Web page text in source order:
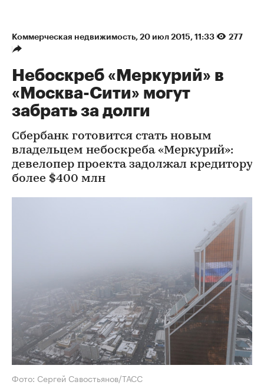
Коммерческая недвижимость⁠, 20 июл 2015, 11:33 277
Небоскреб «Меркурий» в
«Москва-Сити» могут
забрать за долги
Сбербанк готовится стать новым
владельцем небоскреба «Меркурий»:
девелопер проекта задолжал кредитору
более $400 млн
Фото: Сергей Савостьянов/ТАСС